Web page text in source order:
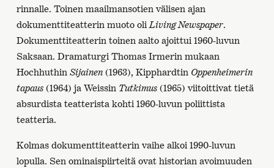
rinnalle. Toinen maailmansotien välisen ajan
dokumenttiteatterin muoto oli Living Newspaper.
Dokumenttiteatterin toinen aalto ajoittui 1960-luvun
Saksaan. Dramaturgi Thomas Irmerin mukaan
Hochhuthin Sijainen(1963), Kipphardtin Oppenheimerin
tapaus(1964) ja Weissin Tutkimus(1965) viitoittivat tietä
absurdista teatterista kohti 1960-luvun poliittista
teatteria.
Kolmas dokumenttiteatterin vaihe alkoi 1990-luvun
lopulla. Sen ominaispiirteitä ovat historian avoimuuden